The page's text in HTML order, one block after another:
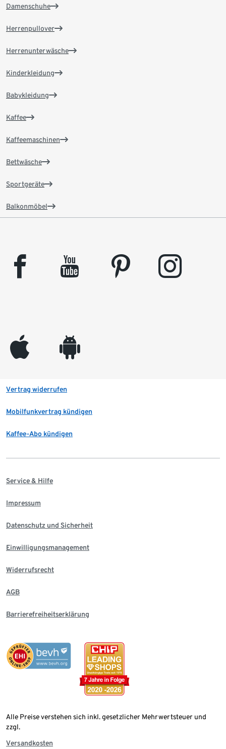
Damenschuhe
Herrenpullover
Herrenunterwäsche
Kinderkleidung
Babykleidung
Kaffee
Kaffeemaschinen
Bettwäsche
Sportgeräte
Balkonmöbel
facebook youtube pinterest instagram
appleinc android
Vertrag widerrufen
Mobilfunkvertrag kündigen
Kaffee-Abo kündigen
Service & Hilfe
Impressum
Datenschutz und Sicherheit
Einwilligungsmanagement
Widerrufsrecht
AGB
Barrierefreiheitserklärung
Alle Preise verstehen sich inkl. gesetzlicher Mehrwertsteuer und
zzgl.
Versandkosten